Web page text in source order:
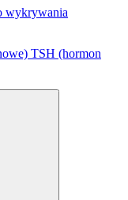
wykrywania
TSH (hormon